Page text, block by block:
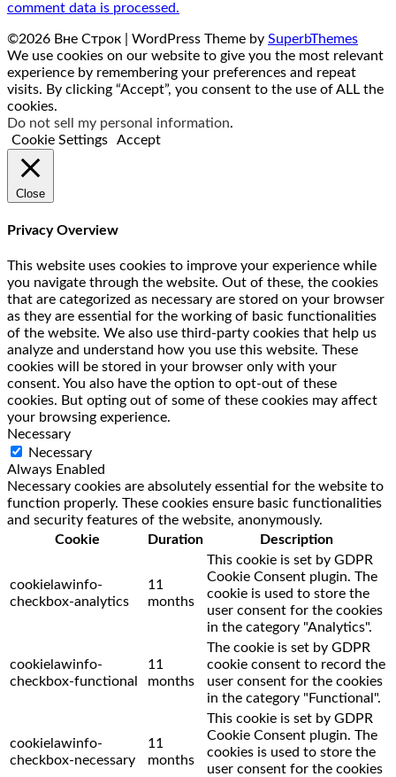
comment data is processed.
©2026 Вне Строк | WordPress Theme by SuperbThemes
We use cookies on our website to give you the most relevant
experience by remembering your preferences and repeat
visits. By clicking “Accept”, you consent to the use of ALL the
cookies.
Do not sell my personal information.
Cookie Settings
Accept
Close
Privacy Overview
This website uses cookies to improve your experience while
you navigate through the website. Out of these, the cookies
that are categorized as necessary are stored on your browser
as they are essential for the working of basic functionalities
of the website. We also use third-party cookies that help us
analyze and understand how you use this website. These
cookies will be stored in your browser only with your
consent. You also have the option to opt-out of these
cookies. But opting out of some of these cookies may affect
your browsing experience.
Necessary
Necessary
Always Enabled
Necessary cookies are absolutely essential for the website to
function properly. These cookies ensure basic functionalities
and security features of the website, anonymously.
Cookie
Duration Description
cookielawinfo-
checkbox-analytics
11
months
This cookie is set by GDPR
Cookie Consent plugin. The
cookie is used to store the
user consent for the cookies
in the category "Analytics".
cookielawinfo-
checkbox-functional
11
months
The cookie is set by GDPR
cookie consent to record the
user consent for the cookies
in the category "Functional".
cookielawinfo-
checkbox-necessary
11
months
This cookie is set by GDPR
Cookie Consent plugin. The
cookies is used to store the
user consent for the cookies